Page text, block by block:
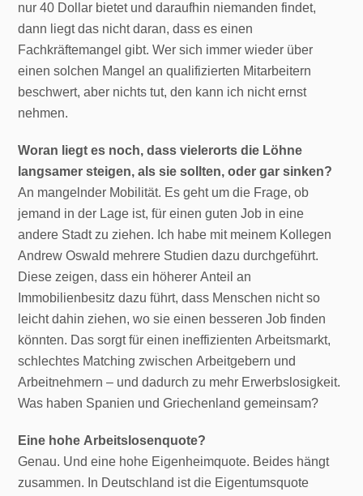
nur 40 Dollar bietet und daraufhin niemanden findet,
dann liegt das nicht daran, dass es einen
Fachkräftemangel gibt. Wer sich immer wieder über
einen solchen Mangel an qualifizierten Mitarbeitern
beschwert, aber nichts tut, den kann ich nicht ernst
nehmen.
Woran liegt es noch, dass vielerorts die Löhne
langsamer steigen, als sie sollten, oder gar sinken?
An mangelnder Mobilität. Es geht um die Frage, ob
jemand in der Lage ist, für einen guten Job in eine
andere Stadt zu ziehen. Ich habe mit meinem Kollegen
Andrew Oswald mehrere Studien dazu durchgeführt.
Diese zeigen, dass ein höherer Anteil an
Immobilienbesitz dazu führt, dass Menschen nicht so
leicht dahin ziehen, wo sie einen besseren Job finden
könnten. Das sorgt für einen ineffizienten Arbeitsmarkt,
schlechtes Matching zwischen Arbeitgebern und
Arbeitnehmern – und dadurch zu mehr Erwerbslosigkeit.
Was haben Spanien und Griechenland gemeinsam?
Eine hohe Arbeitslosenquote?
Genau. Und eine hohe Eigenheimquote. Beides hängt
zusammen. In Deutschland ist die Eigentumsquote